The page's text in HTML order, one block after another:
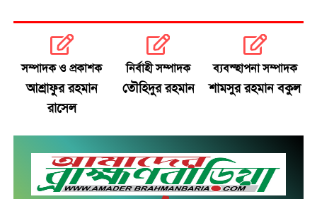
‘হাসিনা কার্ড’ খেললে বন্ধুত্বপূর্ণ সম্পর্ক সম্ভব নয়:
৫ আগস্টের পরও দেশে ছিলাম: সাদ্দাম
মেসির বাবার মৃত্যুর খবর, তবে নিশ্চিত নয়
আরশের সঙ্গে দূরত্বের কারণ জানালেন তিশা
সম্পাদক ও প্রকাশক
আশ্রাফুর রহমান
রাসেল
নির্বাহী সম্পাদক
তৌহিদুর রহমান
ব্যবস্হাপনা সম্পাদক
শামসুর রহমান বকুল